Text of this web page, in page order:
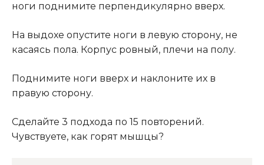
ноги поднимите перпендикулярно вверх.
На выдохе опустите ноги в левую сторону, не
касаясь пола. Корпус ровный, плечи на полу.
Поднимите ноги вверх и наклоните их в
правую сторону.
Сделайте 3 подхода по 15 повторений.
Чувствуете, как горят мышцы?